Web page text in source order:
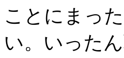
ことにまっ
い。いった